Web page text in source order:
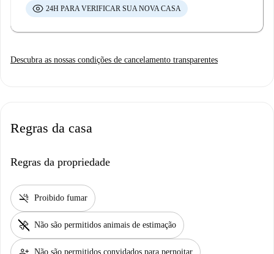
24H PARA VERIFICAR SUA NOVA CASA
Descubra as nossas condições de cancelamento transparentes
Regras da casa
Regras da propriedade
smoke_free Proibido fumar
pet_supplies Não são permitidos animais de estimação
Não são permitidos convidados para pernoitar